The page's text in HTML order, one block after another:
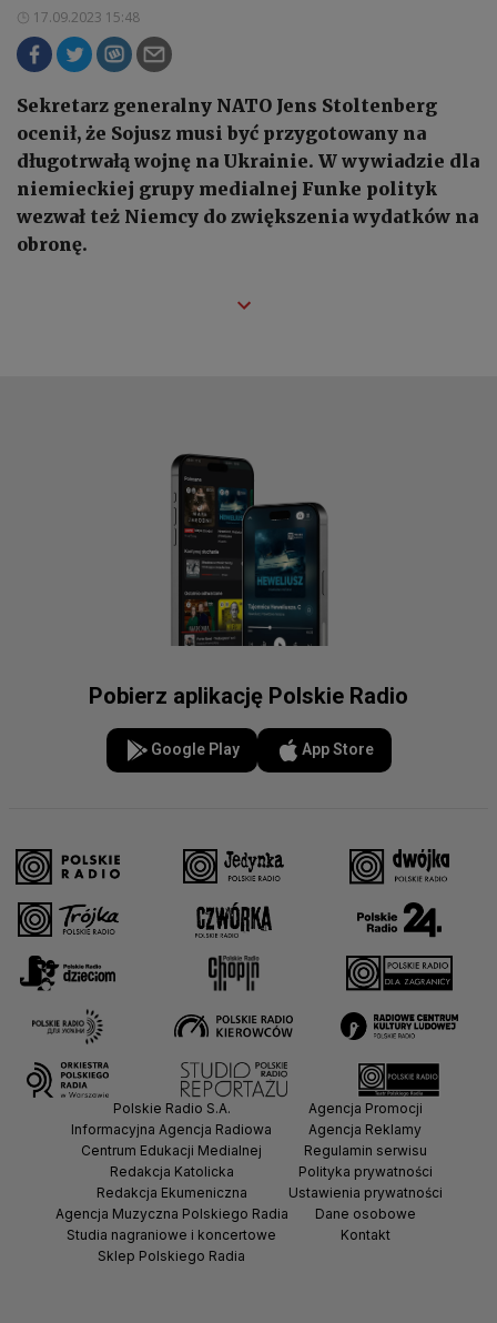
17.09.2023 15:48
Sekretarz generalny NATO Jens Stoltenberg
ocenił, że Sojusz musi być przygotowany na
długotrwałą wojnę na Ukrainie. W wywiadzie dla
niemieckiej grupy medialnej Funke polityk
wezwał też Niemcy do zwiększenia wydatków na
obronę.
Pobierz aplikację Polskie Radio
Google Play App Store
Polskie Radio S.A.
Informacyjna Agencja Radiowa
Centrum Edukacji Medialnej
Redakcja Katolicka
Redakcja Ekumeniczna
Agencja Muzyczna Polskiego Radia
Studia nagraniowe i koncertowe
Sklep Polskiego Radia
Agencja Promocji
Agencja Reklamy
Regulamin serwisu
Polityka prywatności
Ustawienia prywatności
Dane osobowe
Kontakt